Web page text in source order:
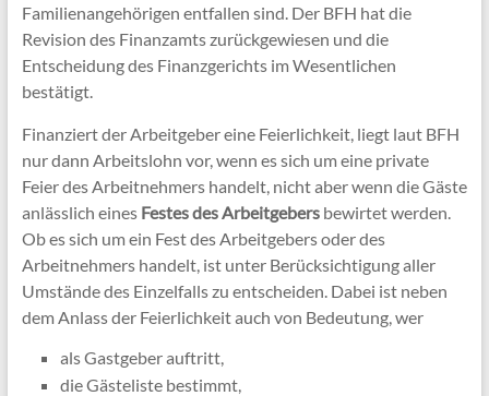
Familienangehörigen entfallen sind. Der BFH hat die
Revision des Finanzamts zurückgewiesen und die
Entscheidung des Finanzgerichts im Wesentlichen
bestätigt.
Finanziert der Arbeitgeber eine Feierlichkeit, liegt laut BFH
nur dann Arbeitslohn vor, wenn es sich um eine private
Feier des Arbeitnehmers handelt, nicht aber wenn die Gäste
anlässlich eines Festes des Arbeitgebersbewirtet werden.
Ob es sich um ein Fest des Arbeitgebers oder des
Arbeitnehmers handelt, ist unter Berücksichtigung aller
Umstände des Einzelfalls zu entscheiden. Dabei ist neben
dem Anlass der Feierlichkeit auch von Bedeutung, wer
als Gastgeber auftritt,
die Gästeliste bestimmt,